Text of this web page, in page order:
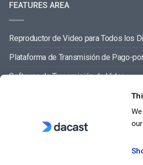
FEATURES AREA
Reproductor de Video para Todos los
Plataforma de Transmisión de Pago-
Software de Transmisión de Video